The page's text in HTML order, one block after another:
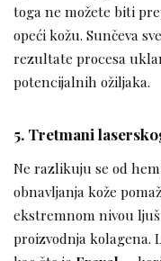
toga ne možete biti
opeći kožu. Sunčeva
rezultate procesa
potencijalnih ožiljaka.
5. Tretmani
Ne razlikuju se od
obnavljanja kože
ekstremnom nivou
proizvodnja kolagena.